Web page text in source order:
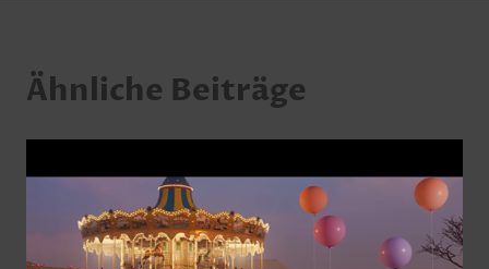
Ähnliche Beiträge